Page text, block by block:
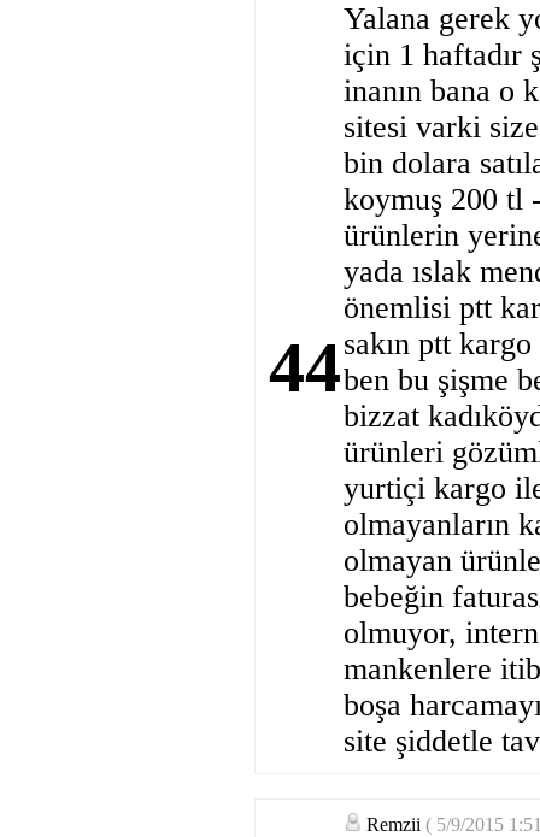
44
Yalana gerek
için 1 haftadır
inanın bana o
sitesi varki
bin dolara
koymuş 200 tl
ürünlerin
yada ıslak
önemlisi ptt
sakın ptt
ben bu şişme
bizzat
ürünleri
yurtiçi kargo
olmayanların
olmayan
bebeğin
olmuyor,
mankenlere
boşa
site şiddetle
Remzii ( 5/9/2015